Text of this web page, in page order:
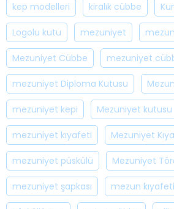
kep modelleri kiralık cübbe
Logolu kutu mezuniyet
Mezuniyet Cübbe mezuniyet
mezuniyet Diploma Kutusu
mezuniyet kepi Mezuniyet kutusu
mezuniyet kıyafeti Mezuniyet
mezuniyet püskülü Mezuniyet
mezuniyet şapkası mezun kıyafeti